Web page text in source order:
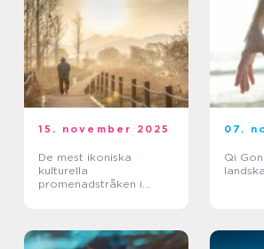
15. november 2025
De mest ikoniska
kulturella
promenadstråken i
07.
Qi